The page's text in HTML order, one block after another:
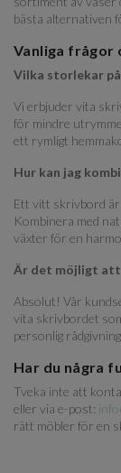
bästa alternativen
Vanliga frågor
Vilka storlekar
Vi erbjuder vita
för mindre
ett rymligt
Hur kan jag
Ett vitt skrivbord är
Kombinera med
växter för en
Är det möjligt att
Absolut! Vår
vita skrivbordet
personlig rådgivning.
Har du några
Tveka inte att
eller via e-post:
rätt möbler för en